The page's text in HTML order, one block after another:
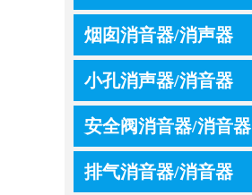
烟囱消音器/消声器
小孔消声器/消音器
安全阀消音器/消音器
排气消音器/消音器